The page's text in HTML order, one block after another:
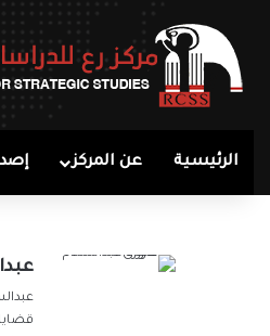
الرئيسية عن المركز